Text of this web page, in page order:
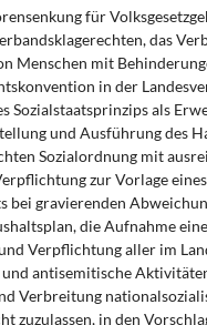
für
das
Menschen mit
in der
Sozialstaatsprinzips als
und Ausführung des
Sozialordnung mit
zur Vorlage eines
bei gravierenden
die Aufnahme
Verpflichtung aller im
antisemitische
Verbreitung
zuzulassen, in den